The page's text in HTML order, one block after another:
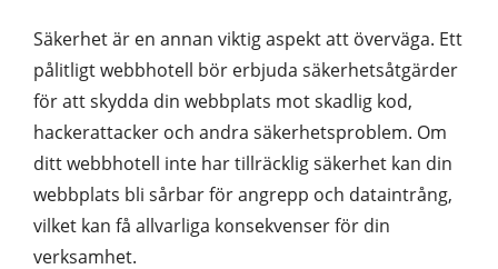
Säkerhet är en annan viktig aspekt att överväga. Ett
pålitligt webbhotell bör erbjuda säkerhetsåtgärder
för att skydda din webbplats mot skadlig kod,
hackerattacker och andra säkerhetsproblem. Om
ditt webbhotell inte har tillräcklig säkerhet kan din
webbplats bli sårbar för angrepp och dataintrång,
vilket kan få allvarliga konsekvenser för din
verksamhet.